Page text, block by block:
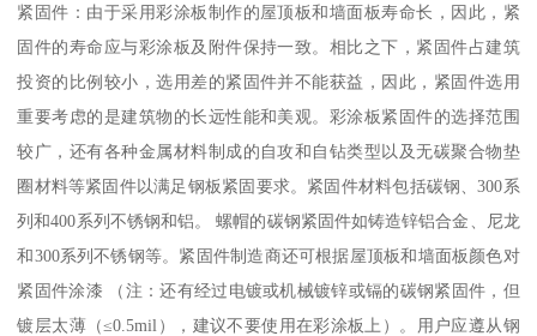
紧固件：由于采用彩涂板制作的屋顶板和墙面板寿命长，因此，紧
固件的寿命应与彩涂板及附件保持一致。相比之下，紧固件占建筑
投资的比例较小，选用差的紧固件并不能获益，因此，紧固件选用
重要考虑的是建筑物的长远性能和美观。彩涂板紧固件的选择范围
较广，还有各种金属材料制成的自攻和自钻类型以及无碳聚合物垫
圈材料等紧固件以满足钢板紧固要求。紧固件材料包括碳钢、300系
列和400系列不锈钢和铝。 螺帽的碳钢紧固件如铸造锌铝合金、尼龙
和300系列不锈钢等。紧固件制造商还可根据屋顶板和墙面板颜色对
紧固件涂漆 （注：还有经过电镀或机械镀锌或镉的碳钢紧固件，但
镀层太薄（≤0.5mil），建议不要使用在彩涂板上）。用户应遵从钢